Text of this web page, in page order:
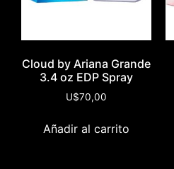
Cloud by Ariana Grande
3.4 oz EDP Spray
U$70,00
Añadir al carrito